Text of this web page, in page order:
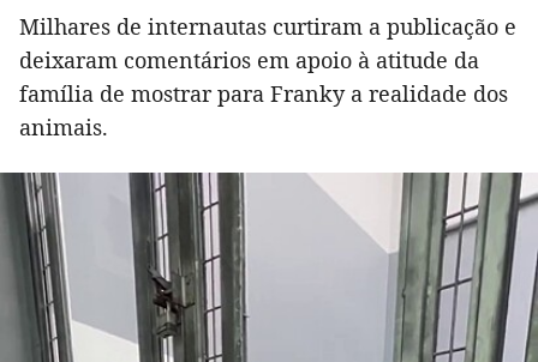
Milhares de internautas curtiram a publicação e
deixaram comentários em apoio à atitude da
família de mostrar para Franky a realidade dos
animais.